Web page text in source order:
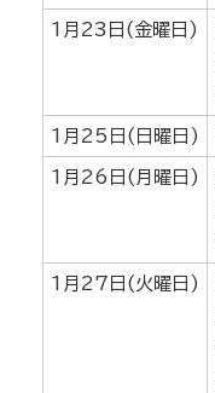
1月23日(金曜日)
1月25日(日曜日)
1月26日(月曜日)
1月27日(火曜日)